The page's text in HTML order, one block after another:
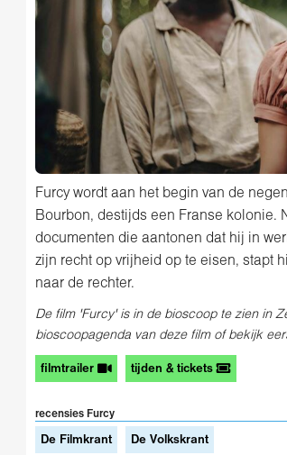
Furcy wordt aan het begin van de
Bourbon, destijds een Franse kolonie.
documenten die aantonen dat hij in
zijn recht op vrijheid op te eisen, stapt
naar de rechter.
De film 'Furcy' is in de bioscoop te zien in
bioscoopagenda van deze film of bekijk
filmtrailer tijden & tickets
recensies Furcy
De Filmkrant De Volkskrant